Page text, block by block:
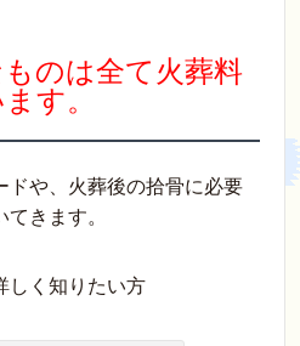
のは全て火葬料
す。
ドや、火葬後の拾骨に必要
きます。
しく知りたい方